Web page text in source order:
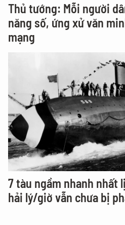
Thủ tướng: Mỗi người
năng số, ứng xử văn
mạng
7 tàu ngầm nhanh nhất
hải lý/giờ vẫn chưa bị